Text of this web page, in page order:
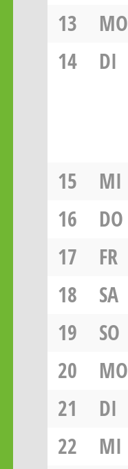
13
MO
14
DI
15
MI
16
DO
17
FR
18
SA
19
SO
20
MO
21
DI
22
MI